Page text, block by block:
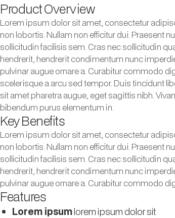
Product Overview
Lorem ipsum dolor sit amet, consectetur
non lobortis. Nullam non efficitur dui. Praesent
sollicitudin facilisis sem. Cras nec sollicitudin
hendrerit, hendrerit condimentum nunc
pulvinar augue ornare a. Curabitur commodo
scelerisque a arcu sed tempor. Duis tincidunt
sit amet pharetra augue, eget sagittis nibh.
bibendum purus elementum in.
Key Benefits
Lorem ipsum dolor sit amet, consectetur
non lobortis. Nullam non efficitur dui. Praesent
sollicitudin facilisis sem. Cras nec sollicitudin
hendrerit, hendrerit condimentum nunc
pulvinar augue ornare a. Curabitur commodo
Features
Lorem ipsumlorem ipsum dolor sit